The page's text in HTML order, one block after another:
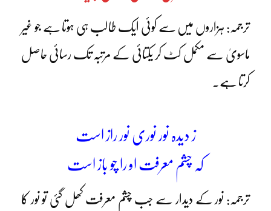
ترجمہ: ہزاروں میں سے کوئی ایک طالب ہی ہوتا ہے جو غیر
ماسویٰ سے مکمل کٹ کر یکتائی کے مرتبہ تک رسائی حاصل
کرتا ہے۔
ز دیدہ نور نوری نور راز است
کہ چشم معرفت او را چو باز است
ترجمہ: نور کے دیدار سے جب چشمِ معرفت کھل گئی تو نور کا